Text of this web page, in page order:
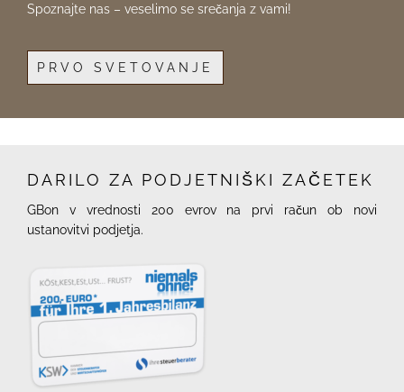
Spoznajte nas – veselimo se srečanja z vami!
PRVO SVETOVANJE
DARILO ZA PODJETNIŠKI ZAČETEK
GBon v vrednosti 200 evrov na prvi račun ob novi
ustanovitvi podjetja.